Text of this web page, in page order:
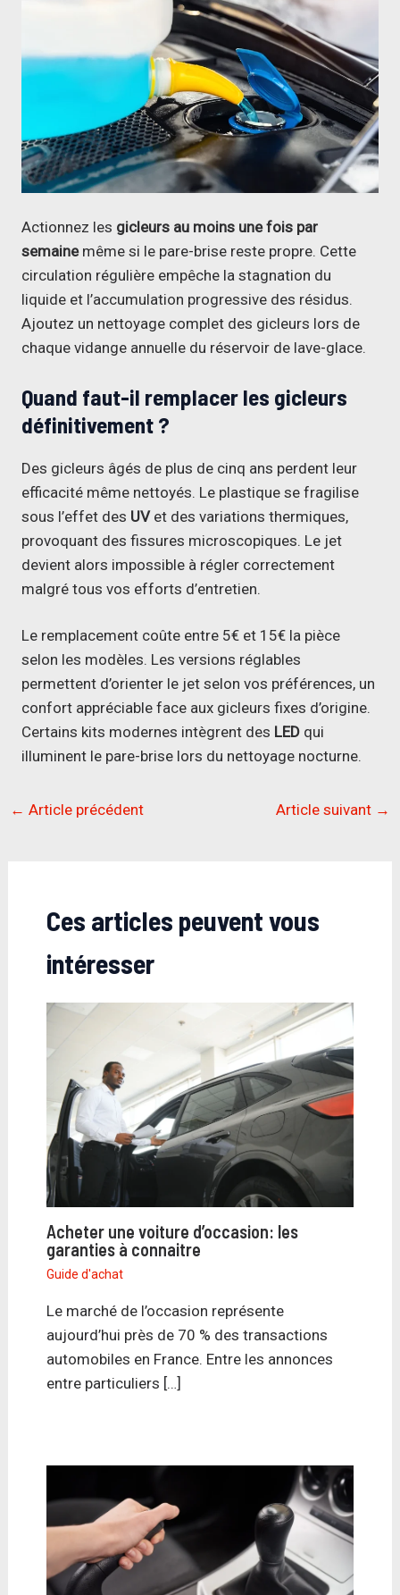
Actionnez les gicleurs au moins une fois par
semainemême si le pare-brise reste propre. Cette
circulation régulière empêche la stagnation du
liquide et l’accumulation progressive des résidus.
Ajoutez un nettoyage complet des gicleurs lors de
chaque vidange annuelle du réservoir de lave-glace.
Quand faut-il remplacer les gicleurs
définitivement ?
Des gicleurs âgés de plus de cinq ans perdent leur
efficacité même nettoyés. Le plastique se fragilise
sous l’effet des UVet des variations thermiques,
provoquant des fissures microscopiques. Le jet
devient alors impossible à régler correctement
malgré tous vos efforts d’entretien.
Le remplacement coûte entre 5€ et 15€ la pièce
selon les modèles. Les versions réglables
permettent d’orienter le jet selon vos préférences, un
confort appréciable face aux gicleurs fixes d’origine.
Certains kits modernes intègrent des LED qui
illuminent le pare-brise lors du nettoyage nocturne.
← Article précédent Article suivant →
Ces articles peuvent vous
intéresser
Acheter une voiture d’occasion: les
garanties à connaitre
Guide d'achat
Le marché de l’occasion représente
aujourd’hui près de 70 % des transactions
automobiles en France. Entre les annonces
entre particuliers […]